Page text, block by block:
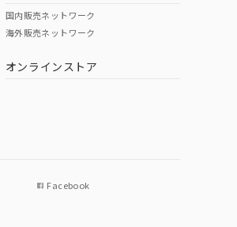
O
国内販売ネットワーク
海外販売ネットワーク
オンラインストア
Facebook